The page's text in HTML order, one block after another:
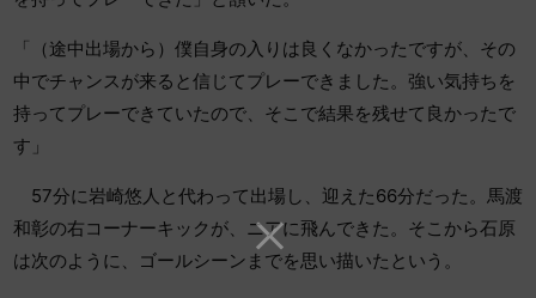
「（途中出場から）僕自身の入りは良くなかったですが、その
中でチャンスが来ると信じてプレーできました。強い気持ちを
持ってプレーできていたので、そこで結果を残せて良かったで
す」
57分に岩崎悠人と代わって出場し、迎えた66分だった。馬渡
和彰の右コーナーキックが、ニアに飛んできた。そこから石原
は次のように、ゴールシーンまでを思い描いたという。